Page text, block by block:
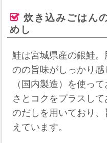
炊き込みごはん
めし
鮭は宮城県産の銀鮭
のの旨味がしっかり
（国内製造）を使っ
さとコクをプラスし
のだしを用いており
えています。